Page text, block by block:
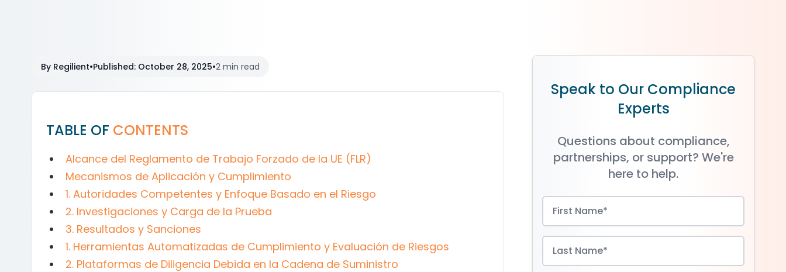
By Regilient•Published: October 28, 2025•2 min read
TABLE OF CONTENTS
Alcance del Reglamento de Trabajo Forzado de la UE (FLR)
Mecanismos de Aplicación y Cumplimiento
1. Autoridades Competentes y Enfoque Basado en el Riesgo
2. Investigaciones y Carga de la Prueba
3. Resultados y Sanciones
1. Herramientas Automatizadas de Cumplimiento y Evaluación de Riesgos
2. Plataformas de Diligencia Debida en la Cadena de Suministro
Speak to Our Compliance
Experts
Questions about compliance,
partnerships, or support? We're
here to help.